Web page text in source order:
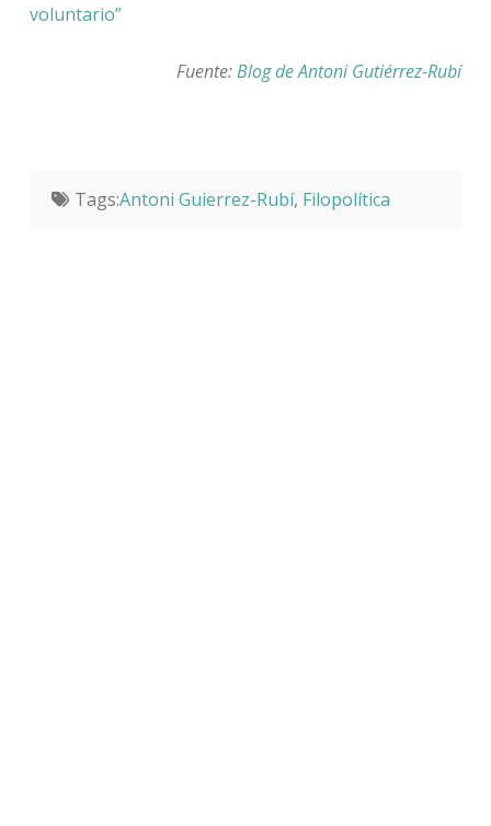
voluntario”
Fuente:Blog de Antoni Gutiérrez-Rubí
Tags:Antoni Guierrez-Rubí, Filopolítica